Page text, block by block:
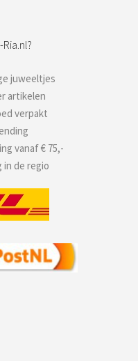
juweeltjes
artikelen
verpakt
vanaf € 75,-
in de regio